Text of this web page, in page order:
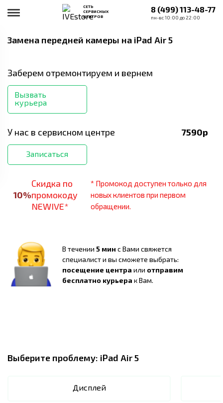
СЕТЬ
СЕРВИСНЫХ
ЦЕНТРОВ
8 (499) 113-48-77
пн-вс 10:00 до 22:00
Замена передней камеры на iPad Air 5
Заберем отремонтируем и вернем
Вызвать
курьера
У нас в сервисном центре 7590р
Записаться
10%
Скидка по
промокоду
NEWIVE*
* Промокод доступен только для
новых клиентов при первом
обращении.
В течении 5 мин с Вами свяжется
специалист и вы сможете выбрать:
посещение центра или отправим
бесплатно курьера к Вам.
Выберите проблему: iPad Air 5
Дисплей